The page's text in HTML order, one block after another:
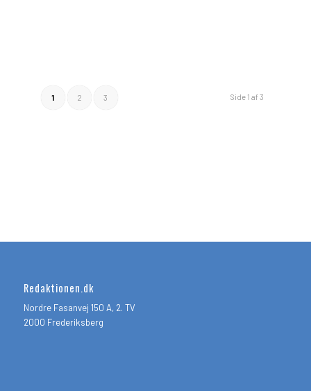
Side 1 af 3
1 2 3
Redaktionen.dk
Nordre Fasanvej 150 A, 2. TV
2000 Frederiksberg